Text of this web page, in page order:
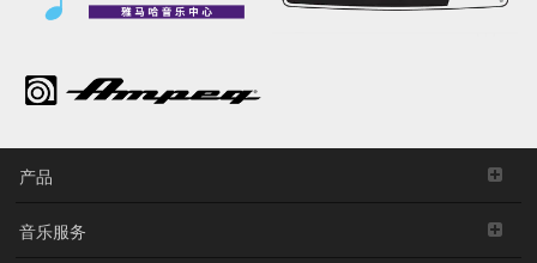
产品
音乐服务